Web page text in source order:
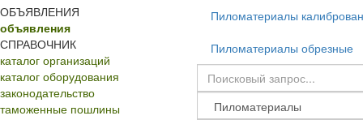
ОБЪЯВЛЕНИЯ
объявления
СПРАВОЧНИК
каталог организаций
каталог оборудования
законодательство
таможенные пошлины
Пиломатериалы
Пиломатериалы обрезные